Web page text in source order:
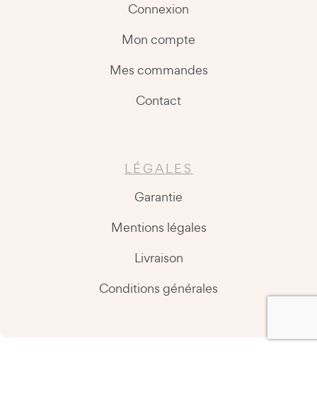
Connexion
Mon compte
Mes commandes
Contact
LÉGALES
Garantie
Mentions légales
Livraison
Conditions générales